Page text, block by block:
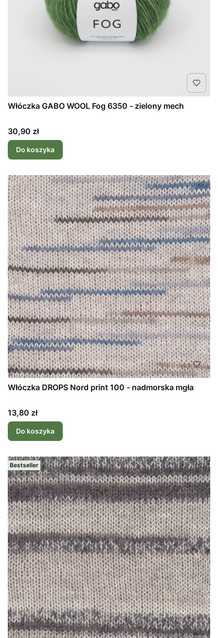
Włóczka GABO WOOL Fog 6350 - zielony mech
Cena
30,90 zł
Do koszyka
Włóczka DROPS Nord print 100 - nadmorska mgła
Cena
13,80 zł
Do koszyka
Bestseller